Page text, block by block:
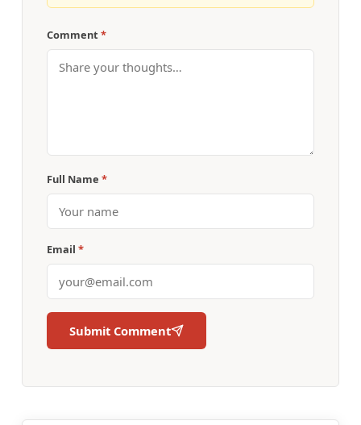
Comment *
Full Name *
Email *
Submit Comment